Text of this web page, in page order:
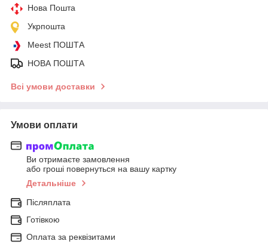
Нова Пошта
Укрпошта
Meest ПОШТА
НОВА ПОШТА
Всі умови доставки
Умови оплати
Ви отримаєте замовлення
або гроші повернуться на вашу картку
Детальніше
Післяплата
Готівкою
Оплата за реквізитами